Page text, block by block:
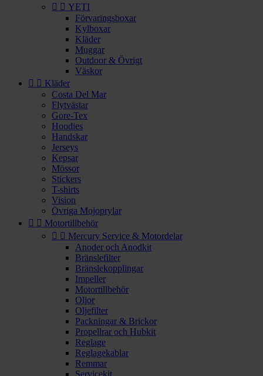
  YETI
Förvaringsboxar
Kylboxar
Kläder
Muggar
Outdoor & Övrigt
Väskor
  Kläder
Costa Del Mar
Flytvästar
Gore-Tex
Hoodies
Handskar
Jerseys
Kepsar
Mössor
Stickers
T-shirts
Vision
Övriga Mojoprylar
  Motortillbehör
  Mercury Service & Motordelar
Anoder och Anodkit
Bränslefilter
Bränslekopplingar
Impeller
Motortillbehör
Oljor
Oljefilter
Packningar & Brickor
Propellrar och Hubkit
Reglage
Reglagekablar
Remmar
Servicekit